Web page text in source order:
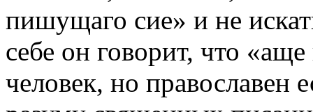
пишущаго сие» и не
себе он говорит, что
человек, но православен